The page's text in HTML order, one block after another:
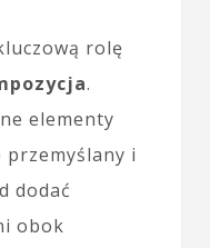
rolę
.
elementy
przemyślany i
dodać
obok